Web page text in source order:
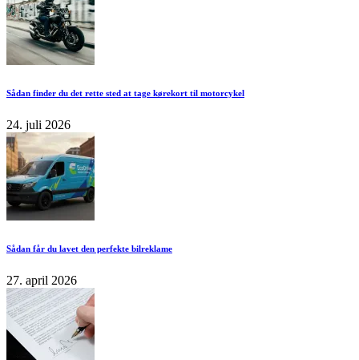
Sådan finder du det rette sted at tage kørekort til motorcykel
24. juli 2026
Sådan får du lavet den perfekte bilreklame
27. april 2026